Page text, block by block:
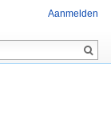
Aanmelden